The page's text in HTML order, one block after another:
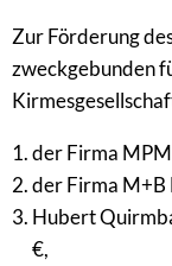
Zur Förderung
zweckgebunden
der Firma
der Firma M+B
Hubert
€,